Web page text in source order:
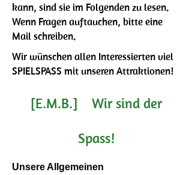
kann, sind sie im Folgenden zu lesen.
Wenn Fragen auftauchen, bitte eine
Mail schreiben.
Wir wünschen allen Interessierten viel
SPIELSPASS mit unseren Attraktionen!
[E.M.B.] Wir sind der
Spass!
Unsere Allgemeinen